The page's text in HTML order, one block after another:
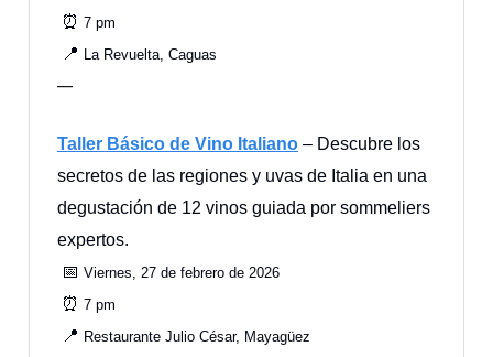
⏰ 7 pm
📍 La Revuelta, Caguas
—
Taller Básico de Vino Italiano – Descubre los
secretos de las regiones y uvas de Italia en una
degustación de 12 vinos guiada por sommeliers
expertos.
📅 Viernes, 27 de febrero de 2026
⏰ 7 pm
📍 Restaurante Julio César, Mayagüez